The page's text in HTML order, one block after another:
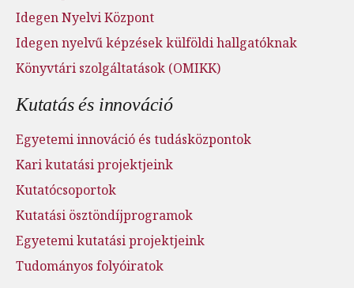
Idegen Nyelvi Központ
Idegen nyelvű képzések külföldi hallgatóknak
Könyvtári szolgáltatások (OMIKK)
Kutatás és innováció
Egyetemi innováció és tudásközpontok
Kari kutatási projektjeink
Kutatócsoportok
Kutatási ösztöndíjprogramok
Egyetemi kutatási projektjeink
Tudományos folyóiratok